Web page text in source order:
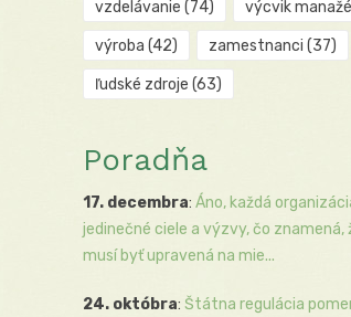
vzdelávanie (74) výcvik
výroba (42) zamestnanci (37)
ľudské zdroje (63)
Poradňa
17. decembra: Áno, každá
jedinečné ciele a výzvy, čo
musí byť upravená na mie...
24. októbra: Štátna regulácia